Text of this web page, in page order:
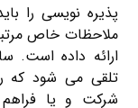
پذیره نویسی را
ملاحظات خاص
ارائه داده است.
تلقی می شود که
شرکت و یا فراهم